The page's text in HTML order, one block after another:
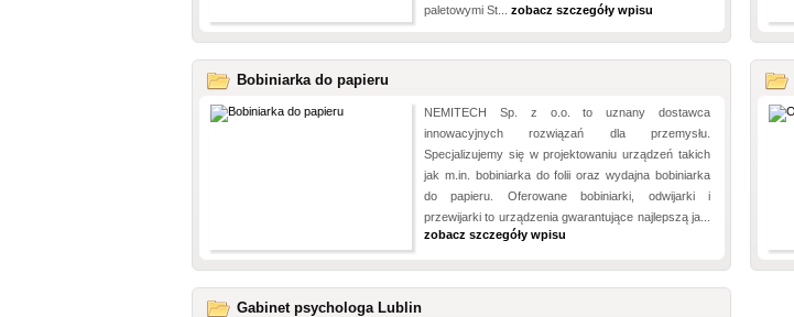
paletowymi St... zobacz szczegóły wpisu
Bobiniarka do papieru
NEMITECH Sp. z o.o. to uznany dostawca
innowacyjnych rozwiązań dla przemysłu.
Specjalizujemy się w projektowaniu urządzeń takich
jak m.in. bobiniarka do folii oraz wydajna bobiniarka
do papieru. Oferowane bobiniarki, odwijarki i
przewijarki to urządzenia gwarantujące najlepszą ja...
zobacz szczegóły wpisu
Gabinet psychologa Lublin